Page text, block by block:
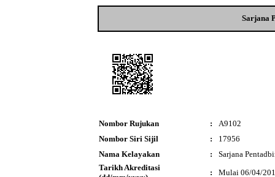
Sarjana
Nombor Rujukan :
A9102
Nombor Siri Sijil
:
17956
Nama Kelayakan
:
Sarjana
Tarikh Akreditasi
: Mulai 06/04/